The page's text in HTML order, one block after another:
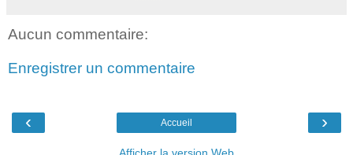
Aucun commentaire:
Enregistrer un commentaire
‹ ›
Accueil
Afficher la version Web